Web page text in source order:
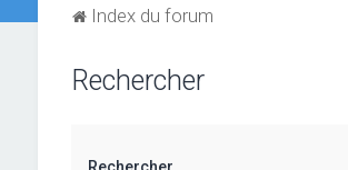
Index du forum
Rechercher